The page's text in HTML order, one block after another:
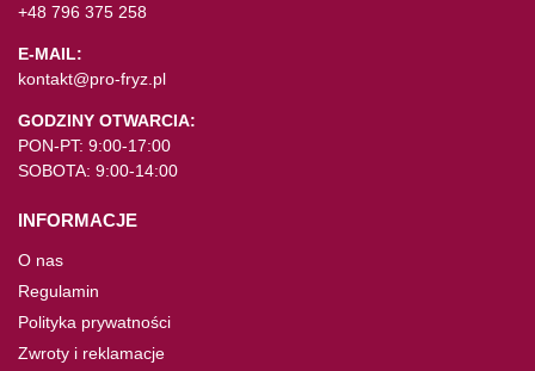
+48 796 375 258
E-MAIL:
kontakt@pro-fryz.pl
GODZINY OTWARCIA:
PON-PT: 9:00-17:00
SOBOTA: 9:00-14:00
INFORMACJE
O nas
Regulamin
Polityka prywatności
Zwroty i reklamacje